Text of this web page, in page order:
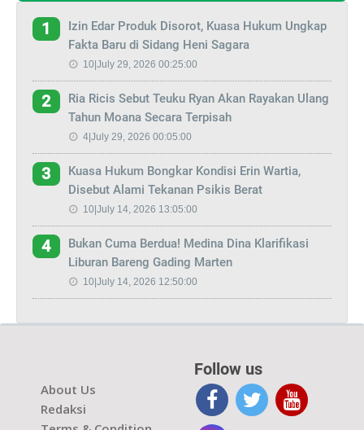
1
Izin Edar Produk Disorot, Kuasa Hukum Ungkap
Fakta Baru di Sidang Heni Sagara
10|July 29, 2026 00:25:00
2
Ria Ricis Sebut Teuku Ryan Akan Rayakan Ulang
Tahun Moana Secara Terpisah
4|July 29, 2026 00:05:00
3
Kuasa Hukum Bongkar Kondisi Erin Wartia,
Disebut Alami Tekanan Psikis Berat
10|July 14, 2026 13:05:00
4
Bukan Cuma Berdua! Medina Dina Klarifikasi
Liburan Bareng Gading Marten
10|July 14, 2026 12:50:00
About Us
Redaksi
Follow us